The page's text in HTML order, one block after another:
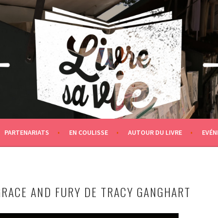
PARTENARIATS EN COULISSE AUTOUR DU LIVRE
AND FURY DE TRACY GANGHART